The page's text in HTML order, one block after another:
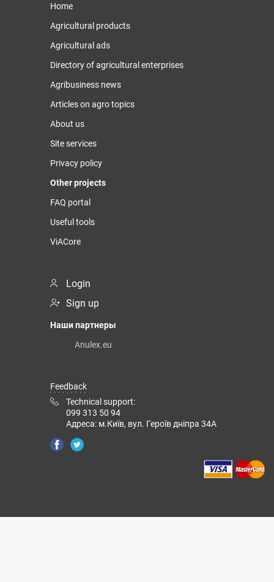
Home
Agricultural products
Agricultural ads
Directory of agricultural enterprises
Agribusiness news
Articles on agro topics
About us
Site services
Privacy policy
Other projects
FAQ portal
Useful tools
ViACore
Login
Sign up
Наши партнеры
Anulex.eu
Feedback
Technical support:
099 313 50 94
Адреса: м.Київ, вул. Героїв дніпра 34А